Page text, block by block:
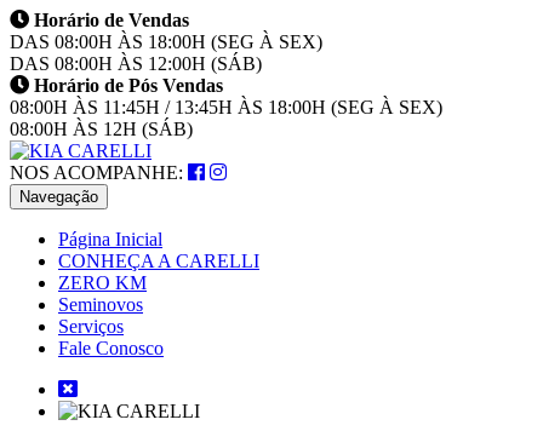
Horário de Vendas
DAS 08:00H ÀS 18:00H (SEG À SEX)
DAS 08:00H ÀS 12:00H (SÁB)
Horário de Pós Vendas
08:00H ÀS 11:45H / 13:45H ÀS 18:00H (SEG À SEX)
08:00H ÀS 12H (SÁB)
NOS ACOMPANHE:
Navegação
Página Inicial
CONHEÇA A CARELLI
ZERO KM
Seminovos
Serviços
Fale Conosco